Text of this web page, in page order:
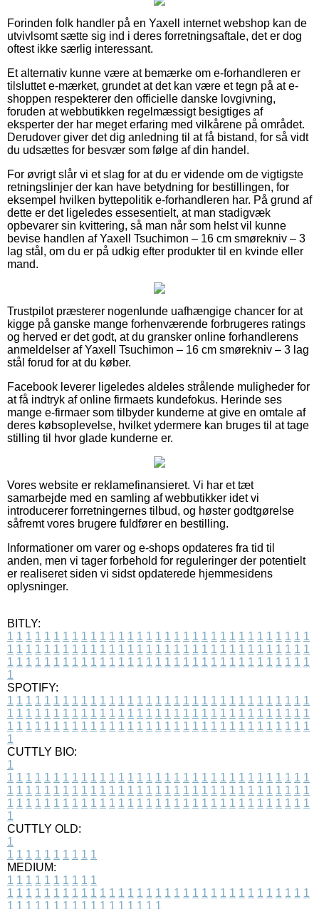
Forinden folk handler på en Yaxell internet webshop kan de
utvivlsomt sætte sig ind i deres forretningsaftale, det er dog
oftest ikke særlig interessant.
Et alternativ kunne være at bemærke om e-forhandleren er
tilsluttet e-mærket, grundet at det kan være et tegn på at e-
shoppen respekterer den officielle danske lovgivning,
foruden at webbutikken regelmæssigt besigtiges af
eksperter der har meget erfaring med vilkårene på området.
Derudover giver det dig anledning til at få bistand, for så vidt
du udsættes for besvær som følge af din handel.
For øvrigt slår vi et slag for at du er vidende om de vigtigste
retningslinjer der kan have betydning for bestillingen, for
eksempel hvilken byttepolitik e-forhandleren har. På grund af
dette er det ligeledes essesentielt, at man stadigvæk
opbevarer sin kvittering, så man når som helst vil kunne
bevise handlen af Yaxell Tsuchimon – 16 cm smørekniv – 3
lag stål, om du er på udkig efter produkter til en kvinde eller
mand.
Trustpilot præsterer nogenlunde uafhængige chancer for at
kigge på ganske mange forhenværende forbrugeres ratings
og herved er det godt, at du gransker online forhandlerens
anmeldelser af Yaxell Tsuchimon – 16 cm smørekniv – 3 lag
stål forud for at du køber.
Facebook leverer ligeledes aldeles strålende muligheder for
at få indtryk af online firmaets kundefokus. Herinde ses
mange e-firmaer som tilbyder kunderne at give en omtale af
deres købsoplevelse, hvilket ydermere kan bruges til at tage
stilling til hvor glade kunderne er.
Vores website er reklamefinansieret. Vi har et tæt
samarbejde med en samling af webbutikker idet vi
introducerer forretningernes tilbud, og høster godtgørelse
såfremt vores brugere fuldfører en bestilling.
Informationer om varer og e-shops opdateres fra tid til
anden, men vi tager forbehold for reguleringer der potentielt
er realiseret siden vi sidst opdaterede hjemmesidens
oplysninger.
BITLY:
1 1 1 1 1 1 1 1 1 1 1 1 1 1 1 1 1 1 1 1 1 1 1 1 1 1 1 1 1 1 1 1 1
1 1 1 1 1 1 1 1 1 1 1 1 1 1 1 1 1 1 1 1 1 1 1 1 1 1 1 1 1 1 1 1 1
1 1 1 1 1 1 1 1 1 1 1 1 1 1 1 1 1 1 1 1 1 1 1 1 1 1 1 1 1 1 1 1 1
1
SPOTIFY:
1 1 1 1 1 1 1 1 1 1 1 1 1 1 1 1 1 1 1 1 1 1 1 1 1 1 1 1 1 1 1 1 1
1 1 1 1 1 1 1 1 1 1 1 1 1 1 1 1 1 1 1 1 1 1 1 1 1 1 1 1 1 1 1 1 1
1 1 1 1 1 1 1 1 1 1 1 1 1 1 1 1 1 1 1 1 1 1 1 1 1 1 1 1 1 1 1 1 1
1
CUTTLY BIO:
1
1 1 1 1 1 1 1 1 1 1 1 1 1 1 1 1 1 1 1 1 1 1 1 1 1 1 1 1 1 1 1 1 1
1 1 1 1 1 1 1 1 1 1 1 1 1 1 1 1 1 1 1 1 1 1 1 1 1 1 1 1 1 1 1 1 1
1 1 1 1 1 1 1 1 1 1 1 1 1 1 1 1 1 1 1 1 1 1 1 1 1 1 1 1 1 1 1 1 1
1
CUTTLY OLD:
1
1 1 1 1 1 1 1 1 1 1
MEDIUM:
1 1 1 1 1 1 1 1 1 1
1 1 1 1 1 1 1 1 1 1 1 1 1 1 1 1 1 1 1 1 1 1 1 1 1 1 1 1 1 1 1 1 1
1 1 1 1 1 1 1 1 1 1 1 1 1 1 1 1 1